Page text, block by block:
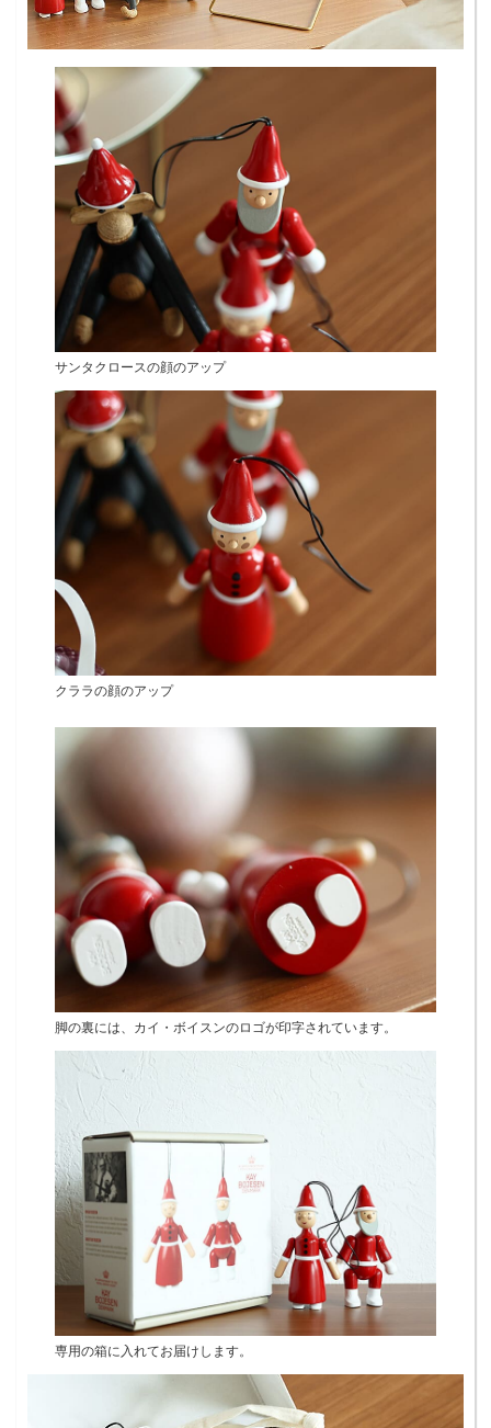
サンタクロースの顔のアップ
クララの顔のアップ
脚の裏には、カイ・ボイスンのロゴが印字されています。
専用の箱に入れてお届けします。